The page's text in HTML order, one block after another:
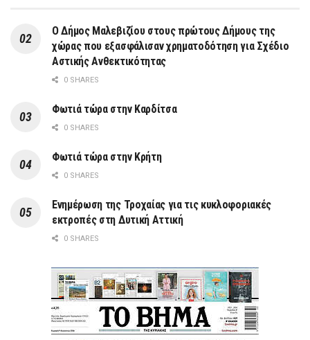
Ο Δήμος Μαλεβιζίου στους πρώτους Δήμους της
χώρας που εξασφάλισαν χρηματοδότηση για Σχέδιο
Αστικής Ανθεκτικότητας
0 SHARES
Φωτιά τώρα στην Καρδίτσα
0 SHARES
Φωτιά τώρα στην Κρήτη
0 SHARES
Ενημέρωση της Τροχαίας για τις κυκλοφοριακές
εκτροπές στη Δυτική Αττική
0 SHARES